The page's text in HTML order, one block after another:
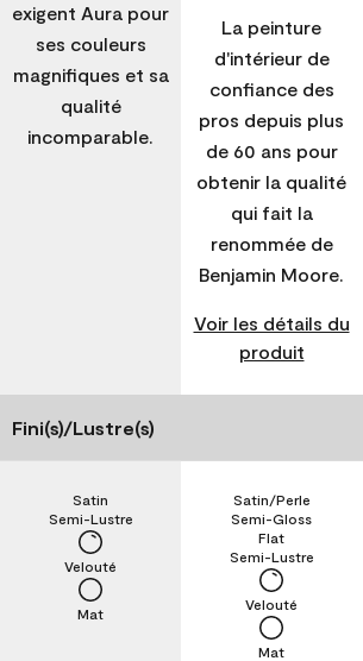
exigent Aura pour
ses couleurs
magnifiques et sa
qualité
incomparable.
La peinture
d'intérieur de
confiance des
pros depuis plus
de 60 ans pour
obtenir la qualité
qui fait la
renommée de
Benjamin Moore.
Voir les détails du
produit
Fini(s)/Lustre(s)
Mat
Velouté
Semi-Lustre
Satin
Mat
Velouté
Semi-Lustre
Flat
Semi-Gloss
Satin/Perle